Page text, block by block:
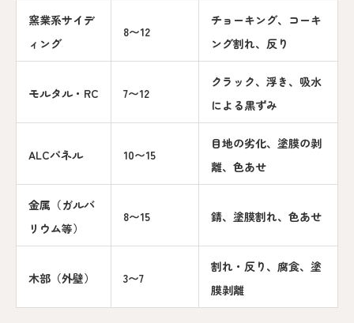
窯業系サイデ
ィング
8〜12
チョーキング、コーキ
ング割れ、反り
モルタル・RC 7〜12
クラック、浮き、吸水
による黒ずみ
ALCパネル 10〜15
目地の劣化、塗膜の剥
離、色あせ
金属（ガルバ
リウム等）
8〜15 錆、塗膜割れ、色あせ
木部（外壁） 3〜7
割れ・反り、腐食、塗
膜剥離